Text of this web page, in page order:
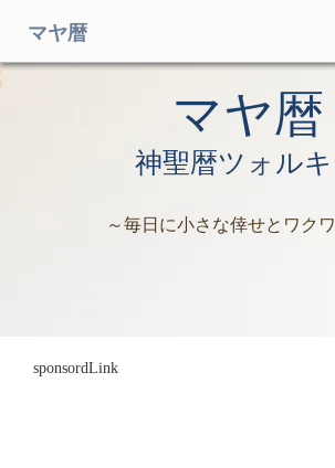
マヤ暦
マヤ暦
神聖暦ツォル
～毎日に小さな倖せとワク
sponsordLink